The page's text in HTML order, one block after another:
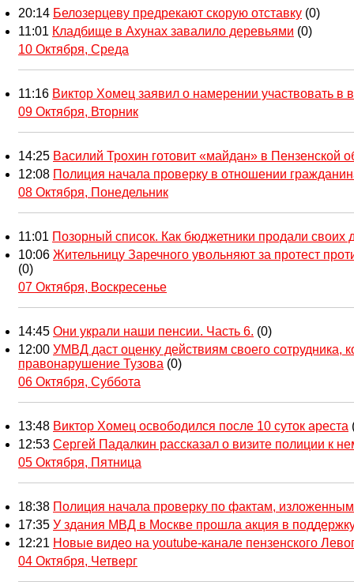
20:14 Белозерцеву предрекают скорую отставку (0)
11:01 Кладбище в Ахунах завалило деревьями (0)
10 Октября, Среда
11:16 Виктор Хомец заявил о намерении участвовать в
09 Октября, Вторник
14:25 Василий Трохин готовит «майдан» в Пензенской
12:08 Полиция начала проверку в отношении
08 Октября, Понедельник
11:01 Позорный список. Как бюджетники продали своих
10:06 Жительницу Заречного увольняют за протест
(0)
07 Октября, Воскресенье
14:45 Они украли наши пенсии. Часть 6. (0)
12:00 УМВД даст оценку действиям своего сотрудника,
правонарушение Тузова (0)
06 Октября, Суббота
13:48 Виктор Хомец освободился после 10 суток ареста
12:53 Сергей Падалкин рассказал о визите полиции к
05 Октября, Пятница
18:38 Полиция начала проверку по фактам,
17:35 У здания МВД в Москве прошла акция в
12:21 Новые видео на youtube-канале пензенского
04 Октября, Четверг